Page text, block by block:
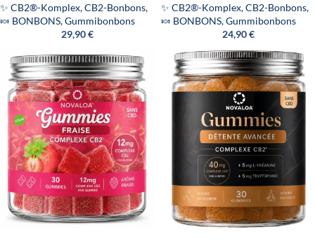
✨ CB2®-Komplex,CB2-Bonbons,
🍬 BONBONS,Gummibonbons
29,90€
✨ CB2®-Komplex,CB2-Bonbons,
🍬 BONBONS,Gummibonbons
24,90€